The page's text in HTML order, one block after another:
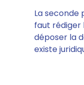
La seconde
faut rédiger
déposer la
existe